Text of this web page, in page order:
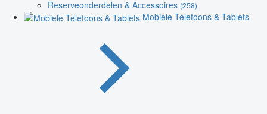
Reserveonderdelen & Accessoires (258)
Mobiele Telefoons & Tablets